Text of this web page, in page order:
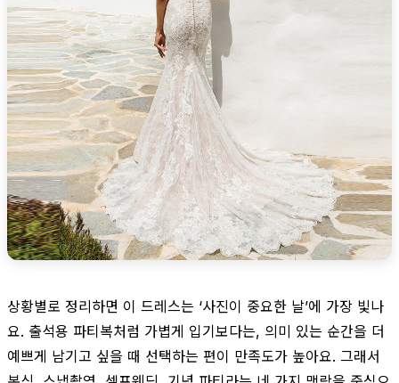
상황별로 정리하면 이 드레스는 ‘사진이 중요한 날’에 가장 빛나
요. 출석용 파티복처럼 가볍게 입기보다는, 의미 있는 순간을 더
예쁘게 남기고 싶을 때 선택하는 편이 만족도가 높아요. 그래서